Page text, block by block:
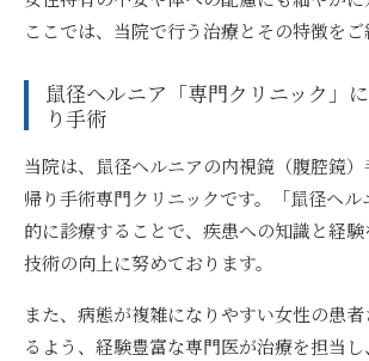
ここでは、当院で行う治療とその特徴をご
鼠径ヘルニア「専門クリニック」
り手術
当院は、鼠径ヘルニアの内視鏡（腹腔鏡
帰り手術専門クリニックです。「鼠径ヘ
的に診療することで、疾患への知識と経
技術の向上に努めております。
また、病態が複雑になりやすい女性の患
るよう、経験豊富な専門医が治療を担当